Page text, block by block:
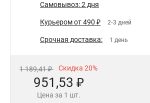
Самовывоз: 2 дня
Курьером от 490 ₽ 2-3 дней
Срочная доставка: 1 день
1 189,41 ₽ Скидка 20%
951,53 ₽
Цена за 1 шт.